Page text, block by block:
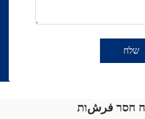
שלח
חסר فرشות